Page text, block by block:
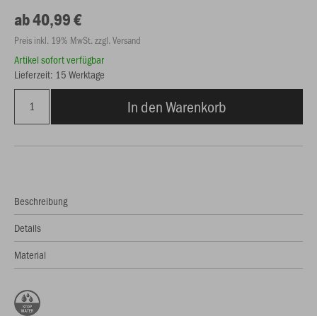
ab 40,99 €
Preis inkl. 19% MwSt. zzgl. Versand
Artikel sofort verfügbar
Lieferzeit: 15 Werktage
In den Warenkorb
Beschreibung
Details
Material